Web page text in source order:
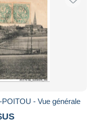
- Vue générale